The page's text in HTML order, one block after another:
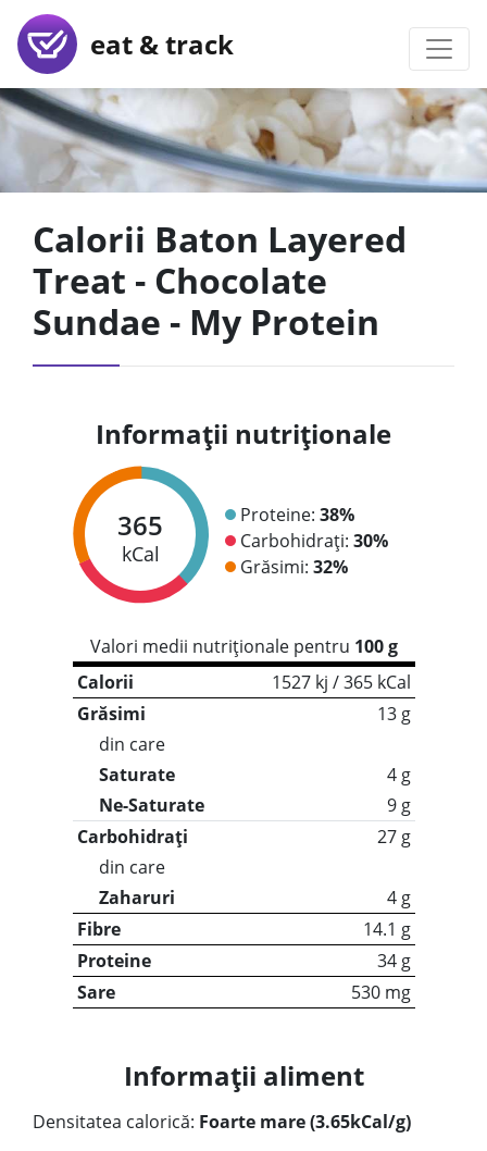
eat & track
Calorii Baton Layered
Treat - Chocolate
Sundae - My Protein
Informații nutriționale
365
kCal
Proteine: 38%
Carbohidrați: 30%
Grăsimi: 32%
Valori medii nutriționale pentru 100 g
Calorii
1527 kj / 365 kCal
Grăsimi
13 g
din care
Saturate
4 g
Ne-Saturate
9 g
Carbohidrați
27 g
din care
Zaharuri
4 g
Fibre
14.1 g
Proteine
34 g
Sare
530 mg
Informații aliment
Densitatea calorică: Foarte mare (3.65kCal/g)